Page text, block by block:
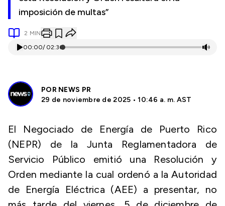
imposición de multas”
2 MIN
00:00/ 02:36
POR NEWS PR
29 de noviembre de 2025 • 10:46 a. m. AST
El Negociado de Energía de Puerto Rico
(NEPR) de la Junta Reglamentadora de
Servicio Público emitió una Resolución y
Orden mediante la cual ordenó a la Autoridad
de Energía Eléctrica (AEE) a presentar, no